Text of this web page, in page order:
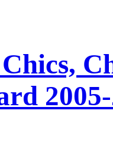
Chics,